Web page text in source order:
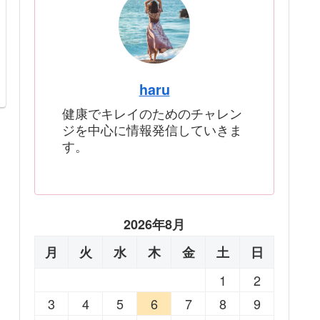
haru
健康でキレイのためのチャレン
ジを中心に情報発信していきま
す。
2026年8月
月
火 水 木 金 土
日
1
2
3
4 5 6 7 8
9